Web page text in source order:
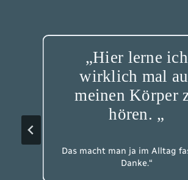
„Hier lerne ich
wirklich mal
meinen Körper
hören. „
Das macht man ja im Alltag
Danke.“